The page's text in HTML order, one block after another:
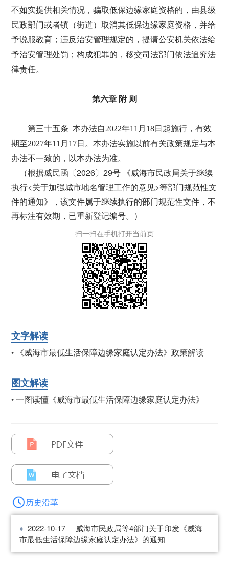
不如实提供相关情况，骗取低保边缘家庭资格的，由县级
民政部门或者镇（街道）取消其低保边缘家庭资格，并给
予说服教育；违反治安管理规定的，提请公安机关依法给
予治安管理处罚；构成犯罪的，移交司法部门依法追究法
律责任。
第六章 附 则
第三十五条 本办法自2022年11月18日起施行，有效
期至2027年11月17日。本办法实施以前有关政策规定与本
办法不一致的，以本办法为准。
（根据威民函〔2026〕29号 《威海市民政局关于继续
执行<关于加强城市地名管理工作的意见>等部门规范性文
件的通知》，该文件属于继续执行的部门规范性文件，不
再标注有效期，已重新登记编号。）
扫一扫在手机打开当前页
文字解读
• 《威海市最低生活保障边缘家庭认定办法》政策解读
图文解读
•一图读懂《威海市最低生活保障边缘家庭认定办法》
历史沿革
2022-10-17
威海市民政局等4部门关于印发《威海
市最低生活保障边缘家庭认定办法》的通知